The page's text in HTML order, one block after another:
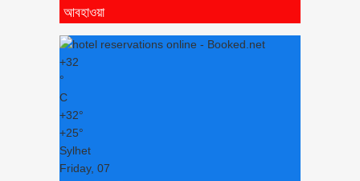
আবহাওয়া
+32
°
C
+32°
+25°
Sylhet
Friday, 07